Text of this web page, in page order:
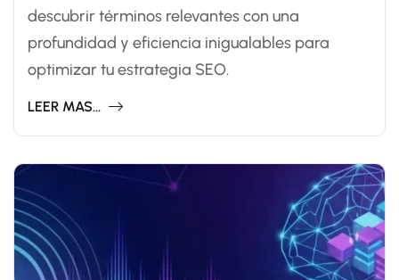
descubrir términos relevantes con una
profundidad y eficiencia inigualables para
optimizar tu estrategia SEO.
LEER MAS...